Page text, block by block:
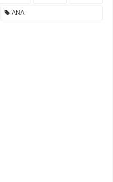
ANA